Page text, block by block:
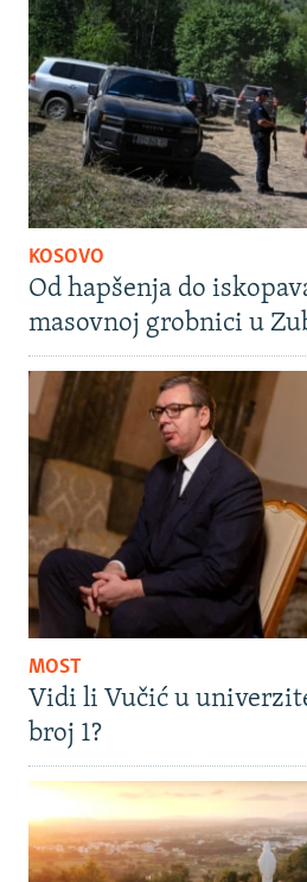
KOSOVO
Od hapšenja do
masovnoj grobnici u
MOST
Vidi li Vučić u
broj 1?